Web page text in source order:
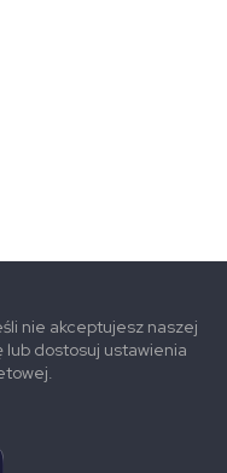
nie akceptujesz naszej
lub dostosuj ustawienia